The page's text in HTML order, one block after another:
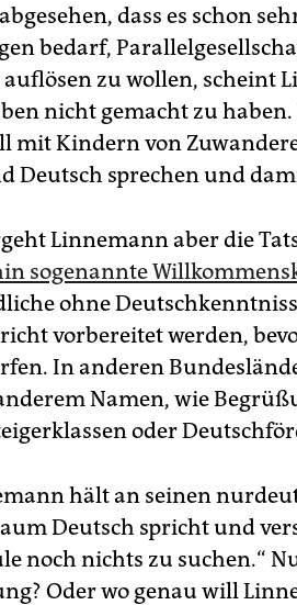
dass es schon
bedarf,
zu wollen, scheint
nicht gemacht zu
mit Kindern von
Deutsch sprechen und
Linnemann aber die
sogenannte
ohne
vorbereitet werden,
In anderen
Namen, wie
oder
hält an seinen
Deutsch spricht und
noch nichts zu suchen.“
Oder wo genau will